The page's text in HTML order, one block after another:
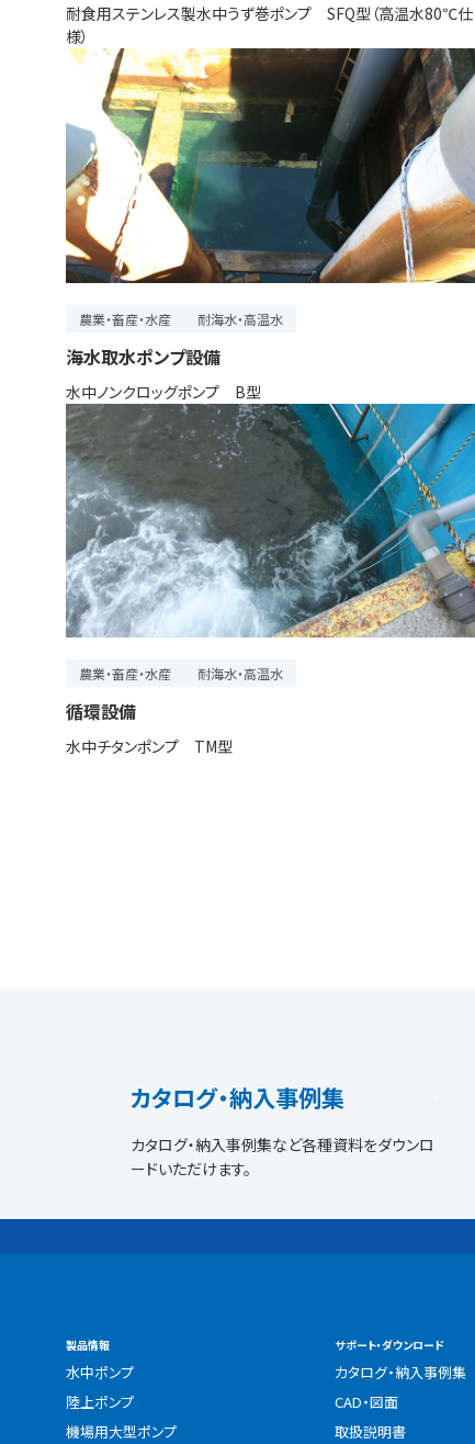
耐食用ステンレス製水中うず巻ポンプ SFQ型（高温水80℃仕
様）
農業・畜産・水産 耐海水・高温水
海水取水ポンプ設備
水中ノンクロッグポンプ B型
農業・畜産・水産 耐海水・高温水
循環設備
水中チタンポンプ TM型
カタログ・納入事例集
カタログ・納入事例集など各種資料をダウンロ
ードいただけます。
製品情報
水中ポンプ
陸上ポンプ
機場用大型ポンプ
サポート・ダウンロード
カタログ・納入事例集
CAD・図面
取扱説明書